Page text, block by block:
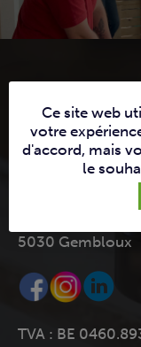
JAMBES
info@jambes-
+ 32 (0)81 30 35
5030 Gembloux
TVA : BE
Ce site web
votre
d'accord, mais
le